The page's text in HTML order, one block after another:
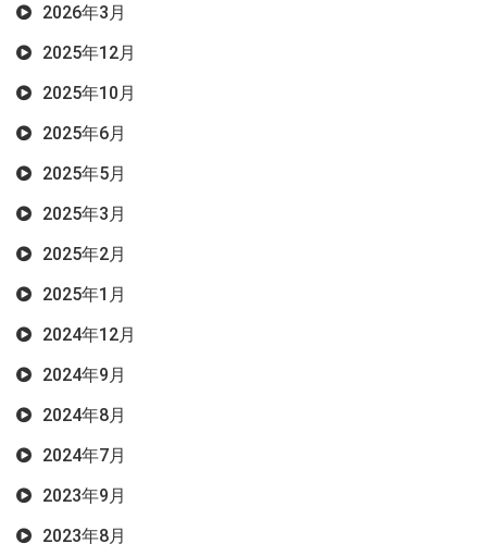
2026年3月
2025年12月
2025年10月
2025年6月
2025年5月
2025年3月
2025年2月
2025年1月
2024年12月
2024年9月
2024年8月
2024年7月
2023年9月
2023年8月